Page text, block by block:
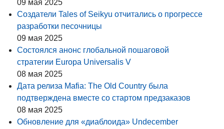
09 мая 2025
Создатели Tales of Seikyu отчитались о прогрессе
разработки песочницы
09 мая 2025
Состоялся анонс глобальной пошаговой
стратегии Europa Universalis V
08 мая 2025
Дата релиза Mafia: The Old Country была
подтверждена вместе со стартом предзаказов
08 мая 2025
Обновление для «диаблоида» Undecember